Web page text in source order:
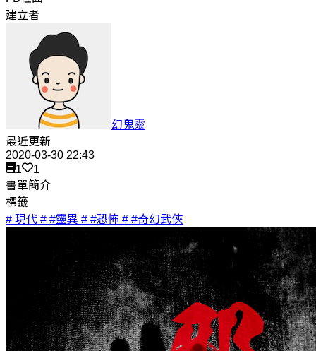
建立者
幻鬼靈
最近更新
2020-03-30 22:43
1
1
書單簡介
標籤
# 現代 # #靈異 # #恐怖 # #奇幻武俠